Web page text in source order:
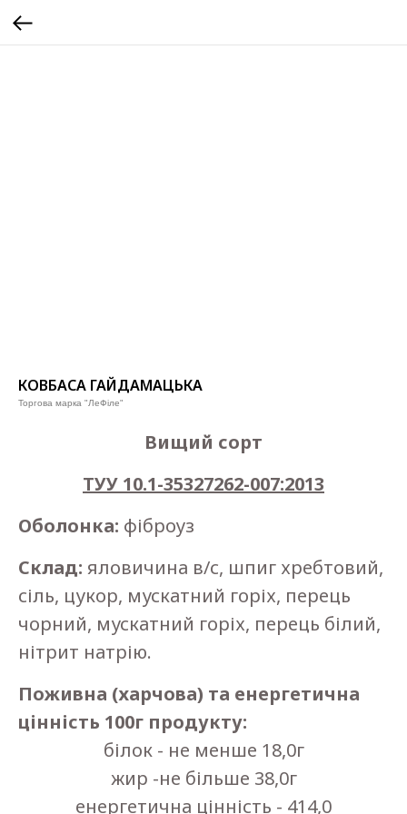
КОВБАСА ГАЙДАМАЦЬКА
Торгова марка "ЛеФіле"
Вищий сорт
ТУУ 10.1-35327262-007:2013
Оболонка: фіброуз
Склад: яловичина в/с, шпиг хребтовий,
сіль, цукор, мускатний горіх, перець
чорний, мускатний горіх, перець білий,
нітрит натрію.
Поживна (харчова) та енергетична
цінність 100г продукту:
білок - не менше 18,0г
жир -не більше 38,0г
енергетична цінність - 414,0